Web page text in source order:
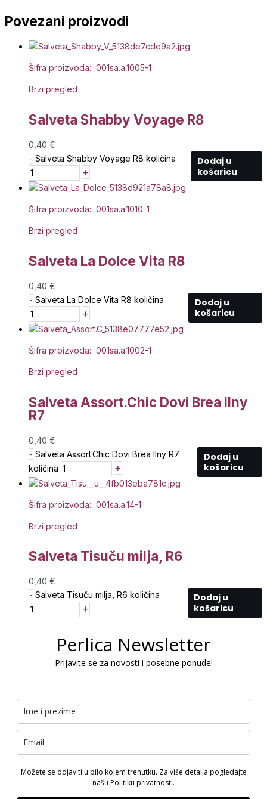
Povezani proizvodi
Šifra proizvoda: 001sa.a.1005-1
Brzi pregled
Salveta Shabby Voyage R8
0,40 €
- Salveta Shabby Voyage R8 količina
+
Dodaj u
košaricu
Šifra proizvoda: 001sa.a.1010-1
Brzi pregled
Salveta La Dolce Vita R8
0,40 €
- Salveta La Dolce Vita R8 količina
+
Dodaj u
košaricu
Šifra proizvoda: 001sa.a.1002-1
Brzi pregled
Salveta Assort.Chic Dovi Brea Ilny
R7
0,40 €
- Salveta Assort.Chic Dovi Brea Ilny R7
količina
+
Dodaj u
košaricu
Šifra proizvoda: 001sa.a.14-1
Brzi pregled
Salveta Tisuču milja, R6
0,40 €
- Salveta Tisuču milja, R6 količina
+
Dodaj u
košaricu
Perlica Newsletter
Prijavite se za novosti i posebne ponude!
Možete se odjaviti u bilo kojem trenutku. Za više detalja pogledajte
našu Politiku privatnosti.